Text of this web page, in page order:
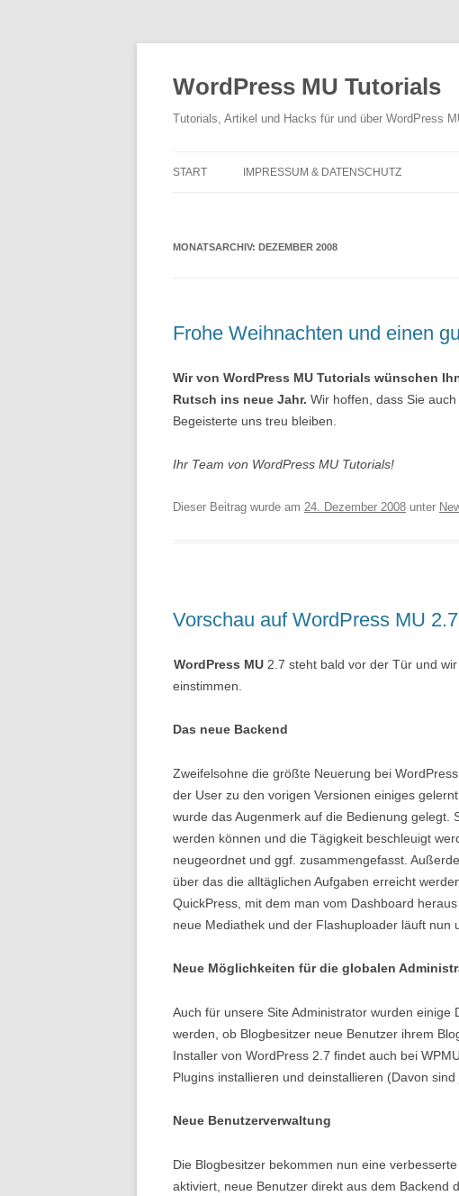
WordPress MU Tutorials
Tutorials, Artikel und Hacks für und über WordPress
START IMPRESSUM & DATENSCHUTZ
MONATSARCHIV: DEZEMBER 2008
Frohe Weihnachten und einen
Wir von WordPress MU Tutorials wünschen
Rutsch ins neue Jahr. Wir hoffen, dass Sie
Begeisterte uns treu bleiben.
Ihr Team von WordPress MU Tutorials!
Dieser Beitrag wurde am 24. Dezember 2008 unter
Vorschau auf WordPress MU 2.7
WordPress MU 2.7 steht bald vor der Tür und
einstimmen.
Das neue Backend
Zweifelsohne die größte Neuerung bei
der User zu den vorigen Versionen einiges
wurde das Augenmerk auf die Bedienung gelegt.
werden können und die Tägigkeit beschleuigt
neugeordnet und ggf. zusammengefasst.
über das die alltäglichen Aufgaben erreicht
QuickPress, mit dem man vom Dashboard
neue Mediathek und der Flashuploader läuft nun
Neue Möglichkeiten für die globalen
Auch für unsere Site Administrator wurden
werden, ob Blogbesitzer neue Benutzer ihrem
Installer von WordPress 2.7 findet auch bei
Plugins installieren und deinstallieren (Davon
Neue Benutzerverwaltung
Die Blogbesitzer bekommen nun eine
aktiviert, neue Benutzer direkt aus dem Backend